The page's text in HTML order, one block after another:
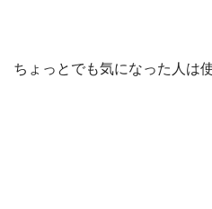
ちょっとでも気になった人は